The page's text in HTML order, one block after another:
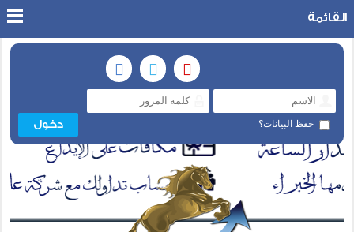
حفظ البيانات؟
القائمة